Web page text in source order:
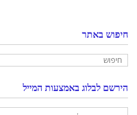
חיפוש באתר
הירשם לבלוג באמצעות המייל